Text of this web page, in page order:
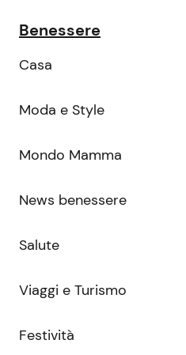
Benessere
Casa
Moda e Style
Mondo Mamma
News benessere
Salute
Viaggi e Turismo
Festività